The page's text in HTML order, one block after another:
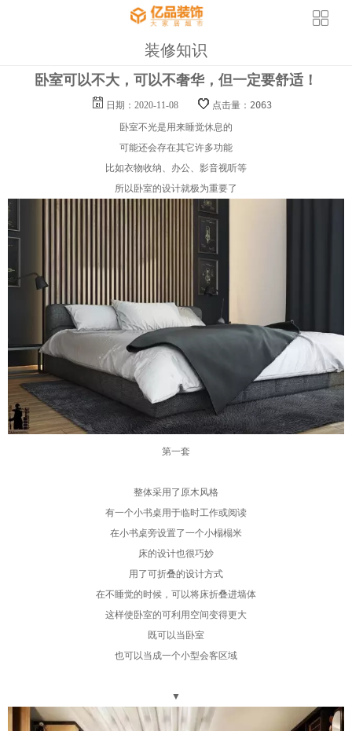
装修知识
卧室可以不大，可以不奢华，但一定要舒适！
日期：2020-11-08
点击量：2063
卧室不光是用来睡觉休息的
可能还会存在其它许多功能
比如衣物收纳、办公、影音视听等
所以卧室的设计就极为重要了
第一套
整体采用了原木风格
有一个小书桌用于临时工作或阅读
在小书桌旁设置了一个小榻榻米
床的设计也很巧妙
用了可折叠的设计方式
在不睡觉的时候，可以将床折叠进墙体
这样使卧室的可利用空间变得更大
既可以当卧室
也可以当成一个小型会客区域
▼